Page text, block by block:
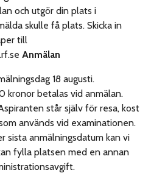
och utgör din plats i
skulle få plats. Skicka in
till
Anmälan
18 augusti.
kronor betalas vid anmälan.
står själv för resa, kost
används vid examinationen.
sista anmälningsdatum kan vi
fylla platsen med en annan